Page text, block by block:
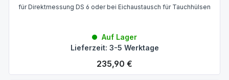
für Direktmessung DS 6 oder bei Eichaustausch für Tauchhülsen
Auf Lager
Lieferzeit: 3-5 Werktage
Regulärer Preis:
235,90 €